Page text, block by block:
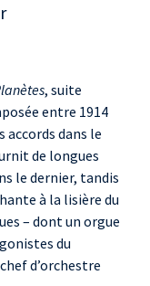
, suite
entre 1914
accords dans le
de longues
le dernier, tandis
à la lisière du
– dont un orgue
du
d’orchestre